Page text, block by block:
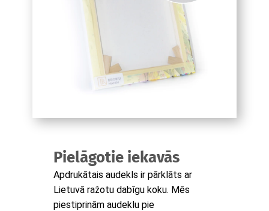
Pielāgotie iekavās
Apdrukātais audekls ir pārklāts ar
Lietuvā ražotu dabīgu koku. Mēs
piestiprinām audeklu pie